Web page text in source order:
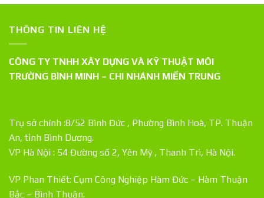
THÔNG TIN LIÊN HỆ
CÔNG TY TNHH XÂY DỰNG VÀ KỸ THUẬT MÔI
TRƯỜNG BÌNH MINH – CHI NHÁNH MIỀN TRUNG
Trụ sở chính :8/52 Bình Đức , Phường Bình Hoà, TP. Thuận
An, tỉnh Bình Dương.
VP Hà Nội : 54 Đường số 2, Yên Mỹ , Thanh Trì, Hà Nội.
VP Phan Thiết: Cụm Công Nghiệp Hàm Đức – Hàm Thuận
Bắc – Bình Thuận.